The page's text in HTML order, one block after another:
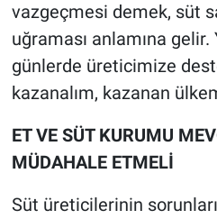
vazgeçmesi demek, süt
uğraması anlamına gelir.
günlerde üreticimize
kazanalım, kazanan
ET VE SÜT KURUMU
MÜDAHALE ETMELİ
Süt üreticilerinin